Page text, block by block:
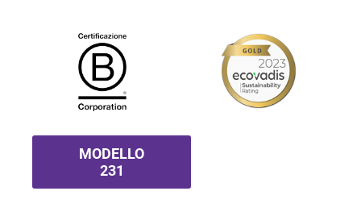
MODELLO
231